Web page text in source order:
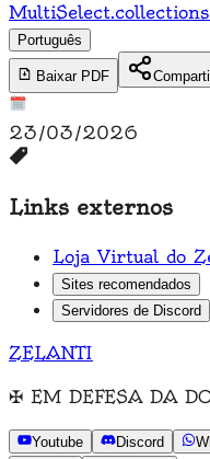
Português
Baixar PDF
23/03/2026
Links externos
Loja Virtual do
Sites recomendados
Servidores de Discord
ZELANTI
✠ EM DEFESA DA
Youtube Discord